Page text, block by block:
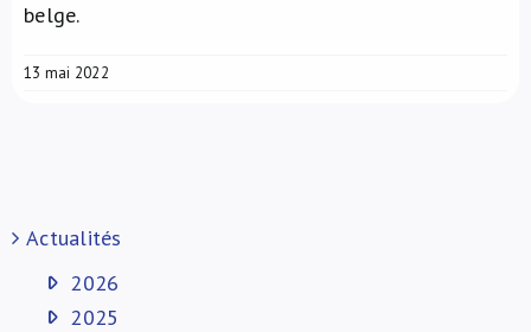
belge.
13 mai 2022
Actualités
2026
2025